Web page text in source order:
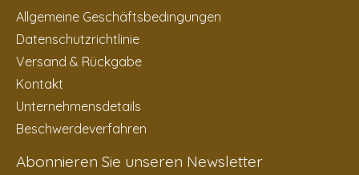
Allgemeine Geschäftsbedingungen
Datenschutzrichtlinie
Versand & Rückgabe
Kontakt
Unternehmensdetails
Beschwerdeverfahren
Abonnieren Sie unseren Newsletter